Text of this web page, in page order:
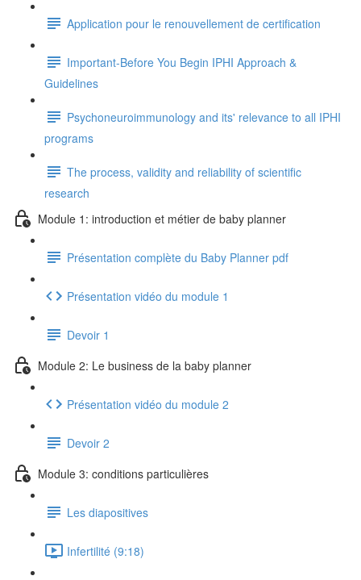
Application pour le renouvellement de certification
Important-Before You Begin IPHI Approach &
Guidelines
Psychoneuroimmunology and its' relevance to all IPHI
programs
The process, validity and reliability of scientific
research
Module 1: introduction et métier de baby planner
Présentation complète du Baby Planner pdf
Présentation vidéo du module 1
Devoir 1
Module 2: Le business de la baby planner
Présentation vidéo du module 2
Devoir 2
Module 3: conditions particulières
Les diapositives
Infertilité (9:18)